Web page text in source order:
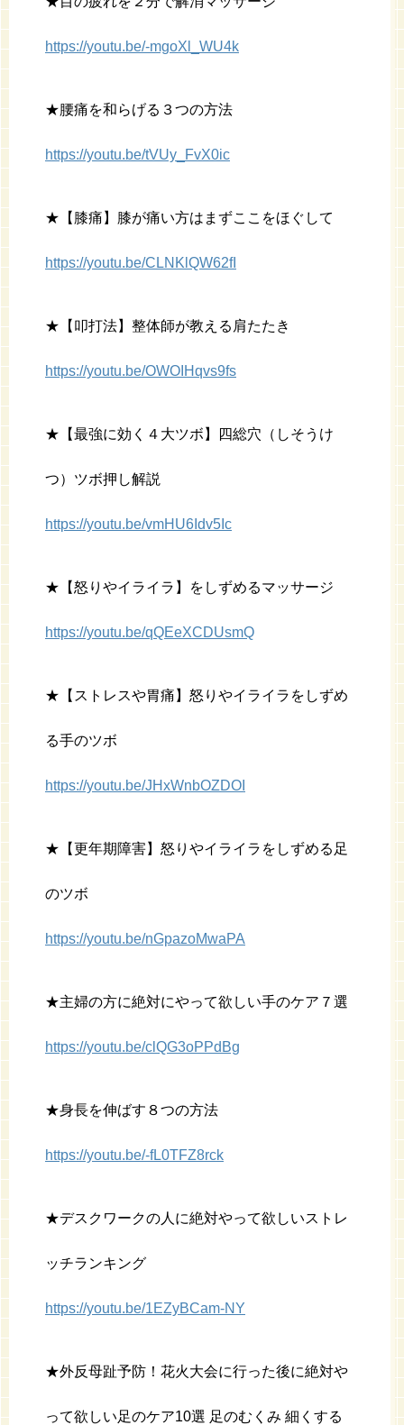
https://youtu.be/-mgoXl_WU4k
★腰痛を和らげる３つの方法
https://youtu.be/tVUy_FvX0ic
★【膝痛】膝が痛い方はまずここをほぐして
https://youtu.be/CLNKlQW62fI
★【叩打法】整体師が教える肩たたき
https://youtu.be/OWOIHqvs9fs
★【最強に効く４大ツボ】四総穴（しそうけ
つ）ツボ押し解説
https://youtu.be/vmHU6Idv5Ic
★【怒りやイライラ】をしずめるマッサージ
https://youtu.be/qQEeXCDUsmQ
★【ストレスや胃痛】怒りやイライラをしずめ
る手のツボ
https://youtu.be/JHxWnbOZDOI
★【更年期障害】怒りやイライラをしずめる足
のツボ
https://youtu.be/nGpazoMwaPA
★主婦の方に絶対にやって欲しい手のケア７選
https://youtu.be/clQG3oPPdBg
★身長を伸ばす８つの方法
https://youtu.be/-fL0TFZ8rck
★デスクワークの人に絶対やって欲しいストレ
ッチランキング
https://youtu.be/1EZyBCam-NY
★外反母趾予防！花火大会に行った後に絶対や
って欲しい足のケア10選 足のむくみ 細くする